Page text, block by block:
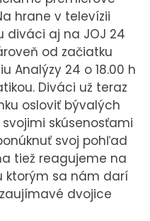
hrane v televízii
diváci aj na JOJ 24
od začiatku
Analýzy 24 o 18.00 h
Diváci už teraz
osloviť bývalých
skúsenosťami
svoj pohľad
tiež reagujeme na
ktorým sa nám darí
dvojice